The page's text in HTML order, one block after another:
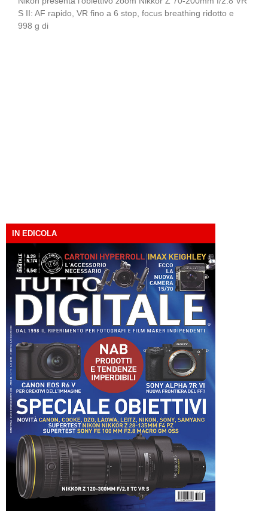
S II: AF rapido, VR fino a 6 stop, focus breathing ridotto e
998 g di
IN EDICOLA